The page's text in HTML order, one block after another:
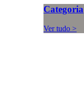
Categoria
Ver tudo >